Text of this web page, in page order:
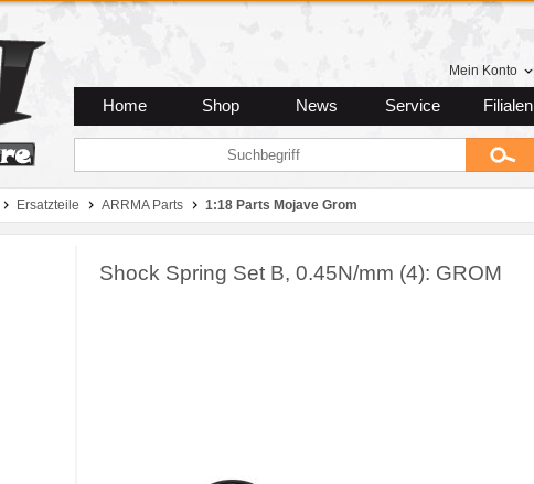
Mein Konto
Home Shop News Service Filialen
Ersatzteile ARRMA Parts 1:18 Parts Mojave Grom
Shock Spring Set B, 0.45N/mm (4): GROM